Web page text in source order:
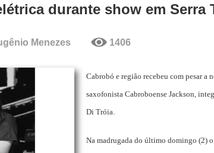
durante show em Serra
Menezes 1406
Cabrobó e região recebeu com pesar a
saxofonista Cabroboense Jackson,
Di Tróia.
Na madrugada do último domingo (2)